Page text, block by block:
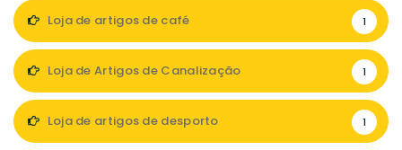
Loja de artigos de café 1
Loja de Artigos de Canalização 1
Loja de artigos de desporto 1